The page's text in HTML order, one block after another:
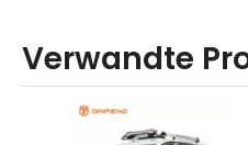
Verwandte